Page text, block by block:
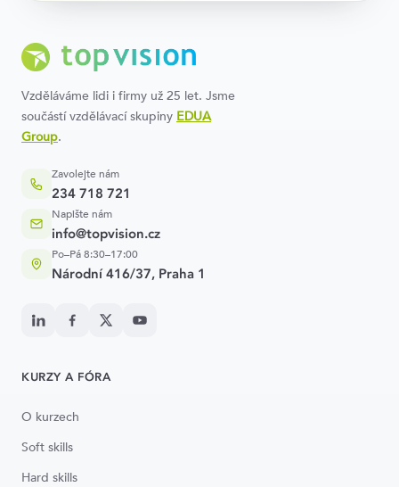
Vzděláváme lidi i firmy už 25 let. Jsme
součástí vzdělávací skupiny EDUA
Group.
Zavolejte nám
234 718 721
Napište nám
info@topvision.cz
Po–Pá 8:30–17:00
Národní 416/37, Praha 1
KURZY A FÓRA
O kurzech
Soft skills
Hard skills